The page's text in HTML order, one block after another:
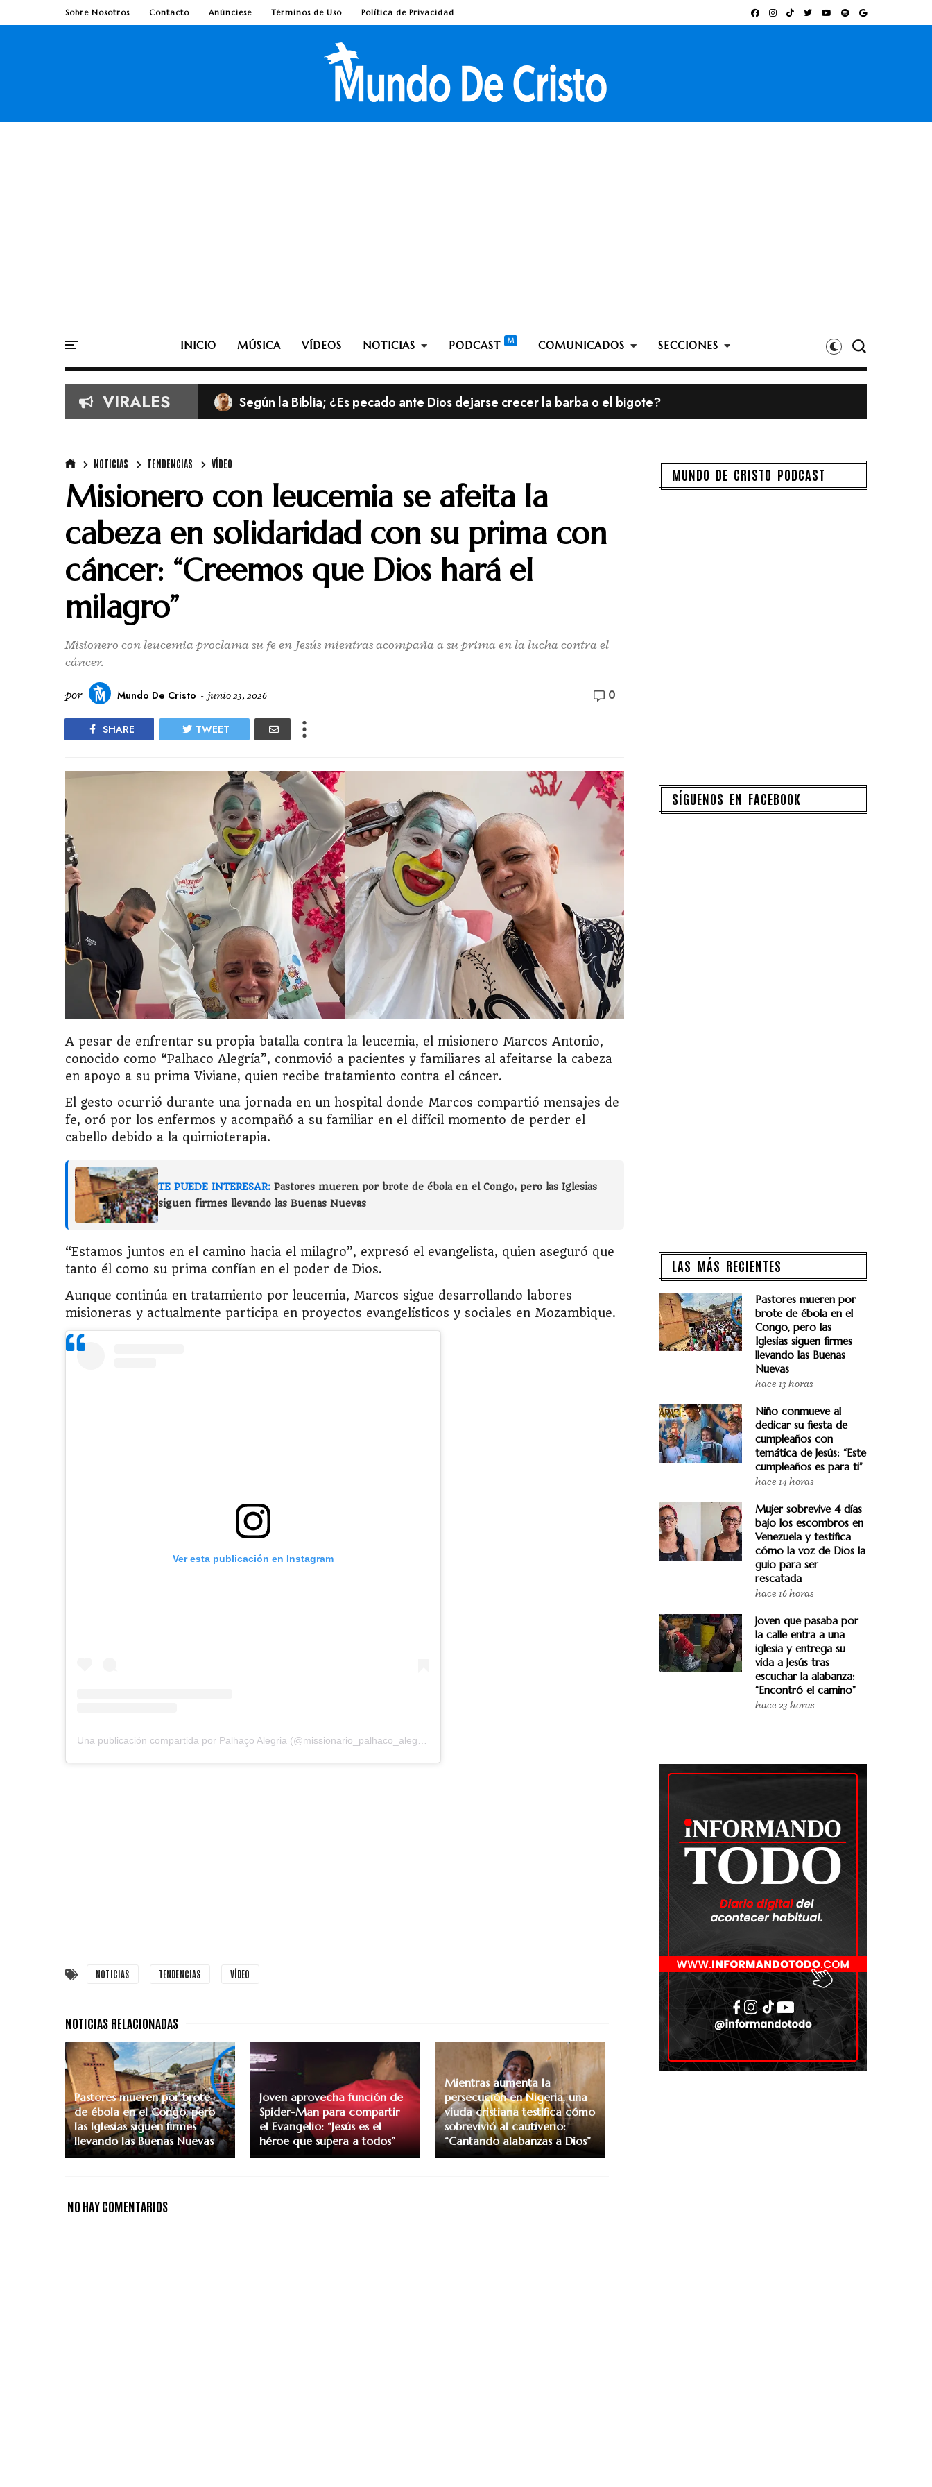
Sobre Nosotros Contacto Anúnciese Términos de Uso Política de Privacidad
INICIO MÚSICA VÍDEOS NOTICIAS PODCAST COMUNICADOS SECCIONES
VIRALES Según la Biblia; ¿Es pecado ante Dios dejarse crecer la barba o el bigote?
TobyMac de estreno, con el álbum «This is Not a Test»
NOTICIAS TENDENCIAS VÍDEO
Misionero con leucemia se afeita la
cabeza en solidaridad con su prima con
cáncer: “Creemos que Dios hará el
milagro”
Misionero con leucemia proclama su fe en Jesús mientras acompaña a su prima en la lucha contra el
cáncer.
por Mundo De Cristo - junio 23, 2026 0
SHARE TWEET
A pesar de enfrentar su propia batalla contra la leucemia, el misionero Marcos Antonio,
conocido como “Palhaco Alegría”, conmovió a pacientes y familiares al afeitarse la cabeza
en apoyo a su prima Viviane, quien recibe tratamiento contra el cáncer.
El gesto ocurrió durante una jornada en un hospital donde Marcos compartió mensajes de
fe, oró por los enfermos y acompañó a su familiar en el difícil momento de perder el
cabello debido a la quimioterapia.
TE PUEDE INTERESAR: Pastores mueren por brote de ébola en el Congo, pero las Iglesias
siguen firmes llevando las Buenas Nuevas
“Estamos juntos en el camino hacia el milagro”, expresó el evangelista, quien aseguró que
tanto él como su prima confían en el poder de Dios.
Aunque continúa en tratamiento por leucemia, Marcos sigue desarrollando labores
misioneras y actualmente participa en proyectos evangelísticos y sociales en Mozambique.
Ver esta publicación en Instagram
NOTICIAS TENDENCIAS VÍDEO
Pastores mueren por brote
de ébola en el Congo, pero
las Iglesias siguen firmes
llevando las Buenas Nuevas
Joven aprovecha función de
Spider-Man para compartir
el Evangelio: “Jesús es el
héroe que supera a todos”
Mientras aumenta la
persecución en Nigeria, una
viuda cristiana testifica cómo
sobrevivió al cautiverio:
“Cantando alabanzas a Dios”
NO HAY COMENTARIOS
MUNDO DE CRISTO PODCAST
SÍGUENOS EN FACEBOOK
LAS MÁS RECIENTES
Pastores mueren por
brote de ébola en el
Congo, pero las
Iglesias siguen firmes
llevando las Buenas
Nuevas
hace 13 horas
Niño conmueve al
dedicar su fiesta de
cumpleaños con
temática de Jesús: “Este
cumpleaños es para ti”
hace 14 horas
Mujer sobrevive 4 días
bajo los escombros en
Venezuela y testifica
cómo la voz de Dios la
guio para ser
rescatada
hace 16 horas
Joven que pasaba por
la calle entra a una
iglesia y entrega su
vida a Jesús tras
escuchar la alabanza:
“Encontró el camino”
hace 23 horas